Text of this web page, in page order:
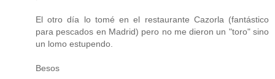
El otro día lo tomé en el restaurante Cazorla (fantástico
para pescados en Madrid) pero no me dieron un "toro" sino
un lomo estupendo.
Besos